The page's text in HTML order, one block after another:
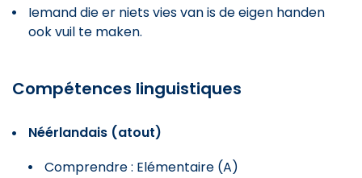
Iemand die er niets vies van is de eigen handen
ook vuil te maken.
Compétences linguistiques
Néérlandais (atout)
Comprendre : Elémentaire (A)